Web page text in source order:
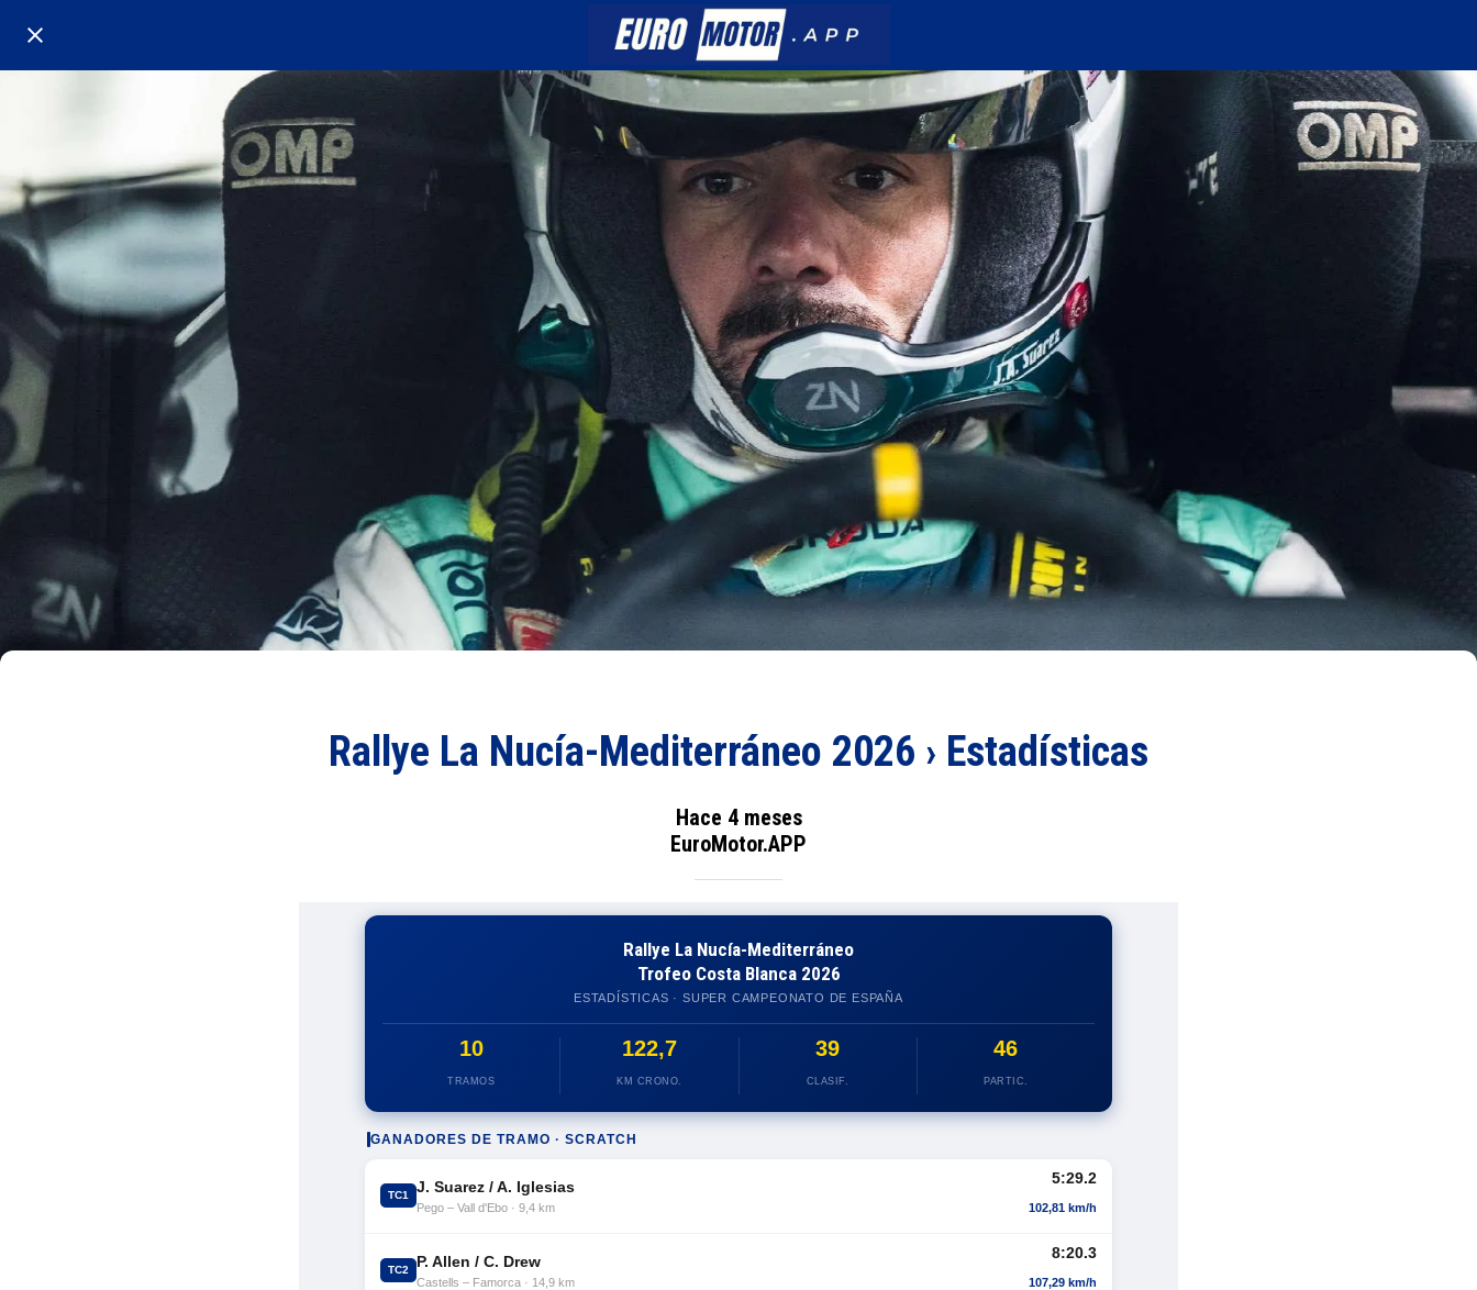
Rallye La Nucía-Mediterráneo 2026 › Estadísticas
Hace 4 meses
EuroMotor.APP
Rallye La Nucía-Mediterráneo
Trofeo Costa Blanca 2026
ESTADÍSTICAS · SUPER CAMPEONATO DE ESPAÑA
10
TRAMOS
122,7
KM CRONO.
39
CLASIF.
46
PARTIC.
GANADORES DE TRAMO · SCRATCH
TC1 J. Suarez / A. Iglesias
Pego – Vall d'Ebo · 9,4 km
5:29.2
102,81 km/h
TC2 P. Allen / C. Drew
Castells – Famorca · 14,9 km
8:20.3
107,29 km/h